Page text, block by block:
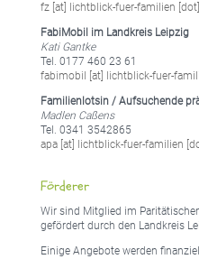
fz [at] lichtblick-fuer-familien
FabiMobil im Landkreis Leipzig
Kati Gantke
Tel. 0177 460 23 61
fabimobil [at] lichtblick-fuer-
Familienlotsin / Aufsuchende
Madlen Caßens
Tel. 0341 3542865
apa [at] lichtblick-fuer-familien
Förderer
Wir sind Mitglied im
gefördert durch den Landkreis
Einige Angebote werden